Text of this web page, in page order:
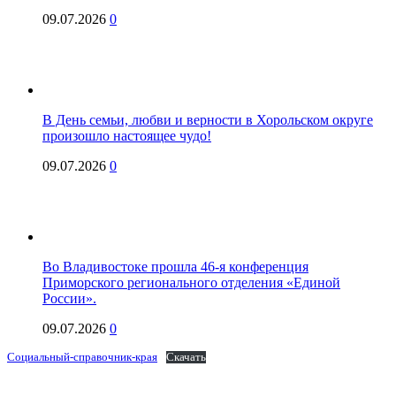
09.07.2026 0
В День семьи, любви и верности в Хорольском округе
произошло настоящее чудо!
09.07.2026 0
Во Владивостоке прошла 46-я конференция
Приморского регионального отделения «Единой
России».
09.07.2026 0
Социальный-справочник-края Скачать